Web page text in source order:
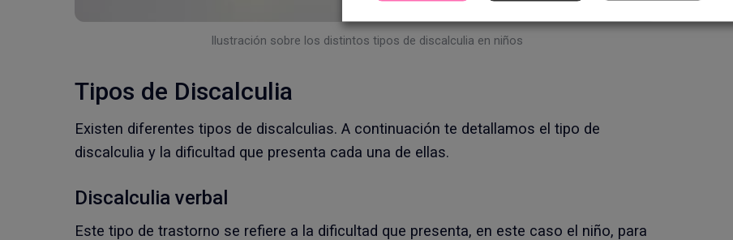
Ilustración sobre los distintos tipos de discalculia en niños
Tipos de Discalculia
Existen diferentes tipos de discalculias. A continuación te detallamos el tipo de
discalculia y la dificultad que presenta cada una de ellas.
Discalculia verbal
Este tipo de trastorno se refiere a la dificultad que presenta, en este caso el niño, para